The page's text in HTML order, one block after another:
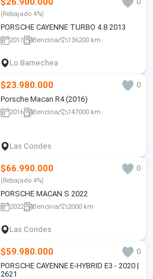
(Rebajado 4%)
PORSCHE CAYENNE TURBO 4.8 2013
2013 Bencina 136200 km
Lo Barnechea
$23.980.000
0
Porsche Macan R4 (2016)
2016 Bencina 147000 km
Las Condes
$66.990.000 0
(Rebajado 4%)
PORSCHE MACAN S 2022
2022 Bencina 2000 km
Las Condes
$59.980.000
0
PORSCHE CAYENNE E-HYBRID E3 - 2020 |
2621